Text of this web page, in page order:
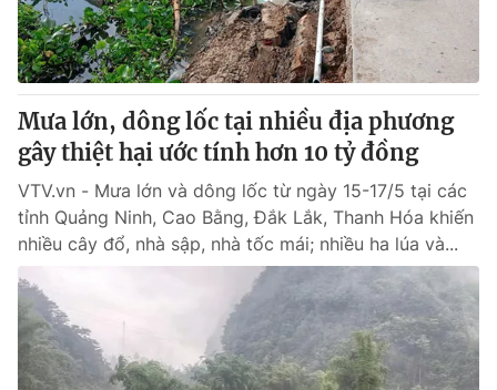
Giấy phép hoạt động báo in và báo điện tử số 483/GP-BTTTT
cấp ngày 29/12/2023
Tổng Biên tập:Vũ Thanh Thủy
Phó Tổng Biên tập:Nguyễn Thị Mỹ Hạnh, Phạm Quốc Thắng,
Nguyễn Trọng Ninh
Tổng đài VTV:024.38 355 931 - 024.38 355 932
Ðiện thoại Thời báo VTV:
024.66 897 897
Email:toasoan@vtv.vn
Liên hệ quảng cáo:024-7300.7108
Mưa lớn, dông lốc tại nhiều địa phương
gây thiệt hại ước tính hơn 10 tỷ đồng
VTV.vn - Mưa lớn và dông lốc từ ngày 15-17/5 tại các
tỉnh Quảng Ninh, Cao Bằng, Đắk Lắk, Thanh Hóa khiến
nhiều cây đổ, nhà sập, nhà tốc mái; nhiều ha lúa và...